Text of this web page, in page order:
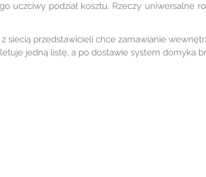
uczciwy podział kosztu. Rzeczy uniwersalne
z siecią przedstawicieli chce zamawianie
jedną listę, a po dostawie system domyka